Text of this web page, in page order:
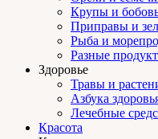
Крупы и
Приправы и
Рыба и
Разные
Здоровье
Травы и
Азбука
Лечебные
Красота